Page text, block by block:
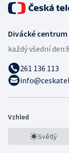
Divácké centrum
každý všední den:
261 136 113
Vzhled
Světlý